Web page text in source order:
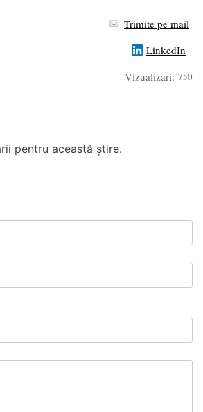
Trimite pe mail
LinkedIn
Vizualizari: 750
pentru această știre.